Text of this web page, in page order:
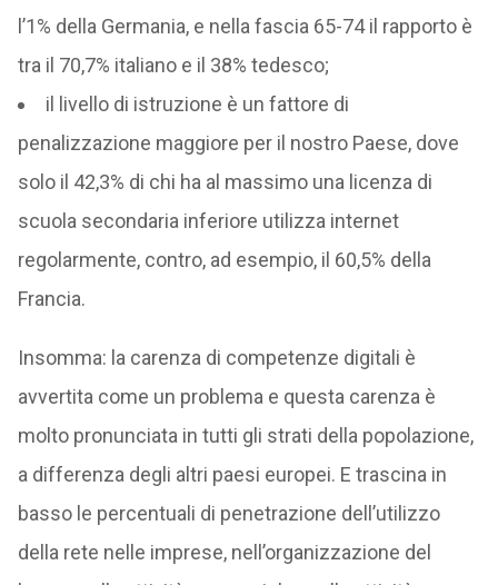
l’1% della Germania, e nella fascia 65-74 il rapporto è
tra il 70,7% italiano e il 38% tedesco;
il livello di istruzione è un fattore di
penalizzazione maggiore per il nostro Paese, dove
solo il 42,3% di chi ha al massimo una licenza di
scuola secondaria inferiore utilizza internet
regolarmente, contro, ad esempio, il 60,5% della
Francia.
Insomma: la carenza di competenze digitali è
avvertita come un problema e questa carenza è
molto pronunciata in tutti gli strati della popolazione,
a differenza degli altri paesi europei. E trascina in
basso le percentuali di penetrazione dell’utilizzo
della rete nelle imprese, nell’organizzazione del